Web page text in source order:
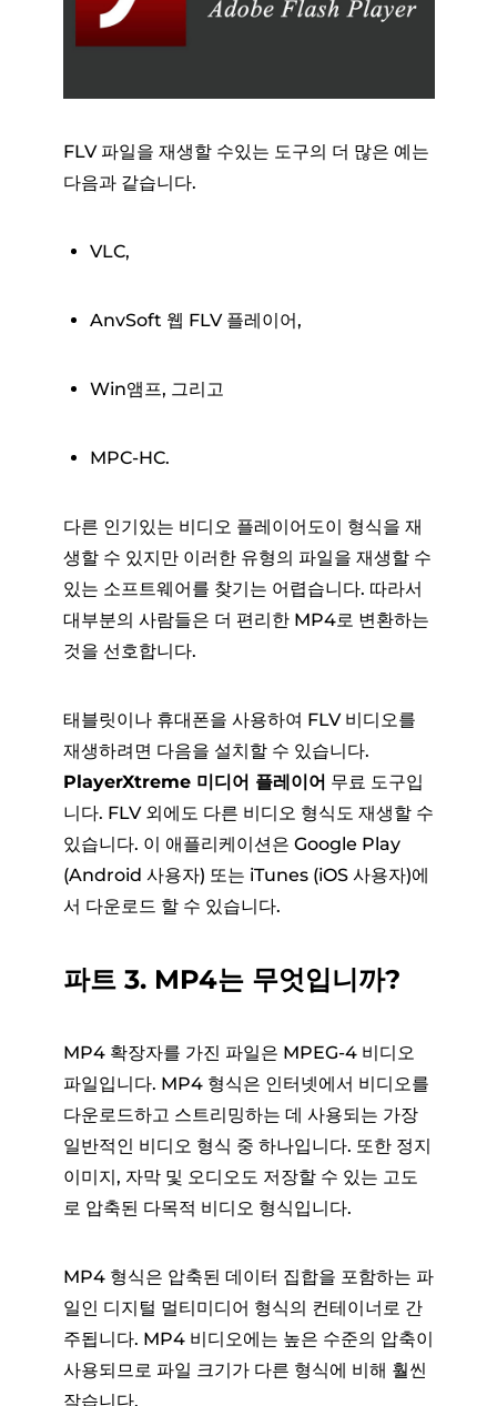
FLV 파일을 재생할 수있는 도구의 더 많은 예는
다음과 같습니다.
VLC,
AnvSoft 웹 FLV 플레이어,
Win앰프, 그리고
MPC-HC.
다른 인기있는 비디오 플레이어도이 형식을 재
생할 수 있지만 이러한 유형의 파일을 재생할 수
있는 소프트웨어를 찾기는 어렵습니다. 따라서
대부분의 사람들은 더 편리한 MP4로 변환하는
것을 선호합니다.
태블릿이나 휴대폰을 사용하여 FLV 비디오를
재생하려면 다음을 설치할 수 있습니다.
PlayerXtreme 미디어 플레이어 무료 도구입
니다. FLV 외에도 다른 비디오 형식도 재생할 수
있습니다. 이 애플리케이션은 Google Play
(Android 사용자) 또는 iTunes (iOS 사용자)에
서 다운로드 할 수 있습니다.
파트 3. MP4는 무엇입니까?
MP4 확장자를 가진 파일은 MPEG-4 비디오
파일입니다. MP4 형식은 인터넷에서 비디오를
다운로드하고 스트리밍하는 데 사용되는 가장
일반적인 비디오 형식 중 하나입니다. 또한 정지
이미지, 자막 및 오디오도 저장할 수 있는 고도
로 압축된 다목적 비디오 형식입니다.
MP4 형식은 압축된 데이터 집합을 포함하는 파
일인 디지털 멀티미디어 형식의 컨테이너로 간
주됩니다. MP4 비디오에는 높은 수준의 압축이
사용되므로 파일 크기가 다른 형식에 비해 훨씬
작습니다.